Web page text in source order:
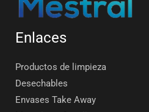
Enlaces
Productos de limpieza
Desechables
Envases Take Away